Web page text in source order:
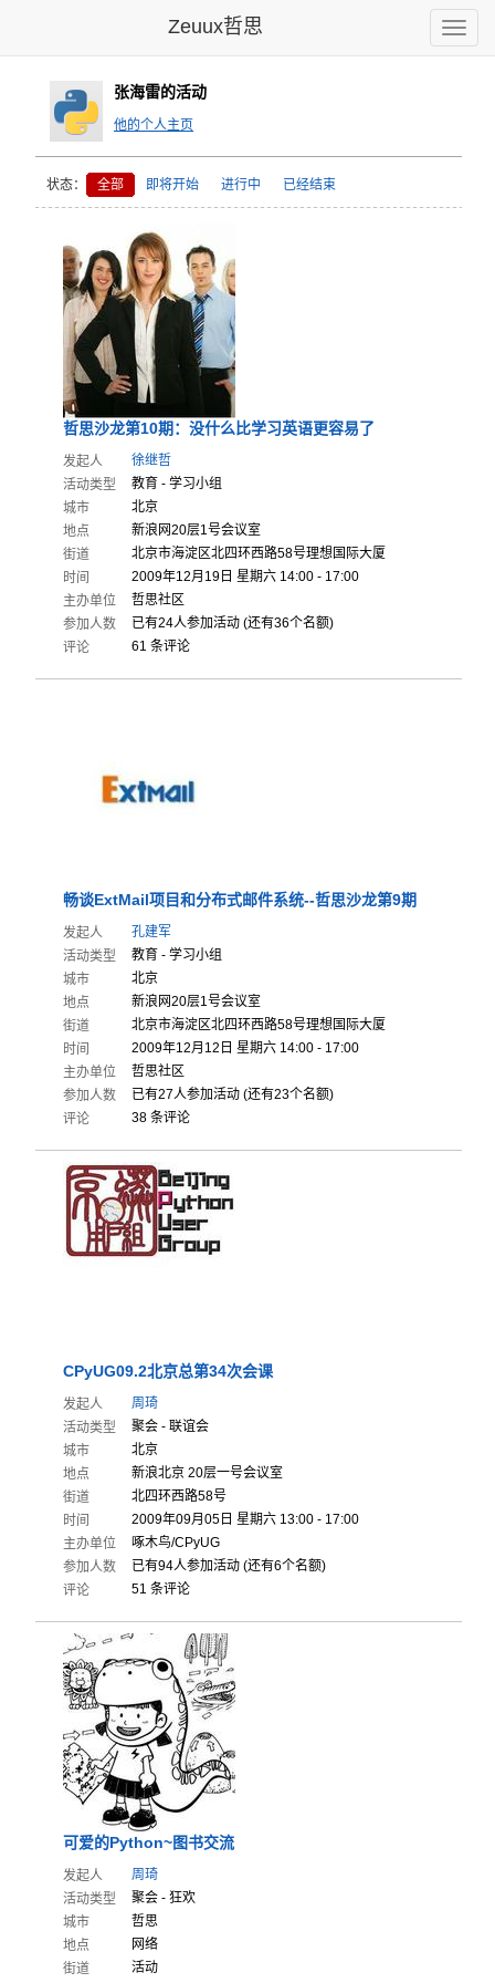
Toggle
Zeuux哲思
张海雷的活动
他的个人主页
状态： 全部 即将开始 进行中 已经结束
哲思沙龙第10期：没什么比学习英语更容易了
发起人
徐继哲
活动类型
教育 - 学习小组
城市
北京
地点
新浪网20层1号会议室
街道
北京市海淀区北四环西路58号理想国际大厦
时间
2009年12月19日 星期六 14:00 - 17:00
主办单位
哲思社区
参加人数
已有24人参加活动 (还有36个名额)
评论
61 条评论
畅谈ExtMail项目和分布式邮件系统--哲思沙龙第9期
发起人
孔建军
活动类型
教育 - 学习小组
城市
北京
地点
新浪网20层1号会议室
街道
北京市海淀区北四环西路58号理想国际大厦
时间
2009年12月12日 星期六 14:00 - 17:00
主办单位
哲思社区
参加人数
已有27人参加活动 (还有23个名额)
评论
38 条评论
CPyUG09.2北京总第34次会课
发起人
周琦
活动类型
聚会 - 联谊会
城市
北京
地点
新浪北京 20层一号会议室
街道
北四环西路58号
时间
2009年09月05日 星期六 13:00 - 17:00
主办单位
啄木鸟/CPyUG
参加人数
已有94人参加活动 (还有6个名额)
评论
51 条评论
可爱的Python~图书交流
发起人
周琦
活动类型
聚会 - 狂欢
城市
哲思
地点
网络
街道
活动